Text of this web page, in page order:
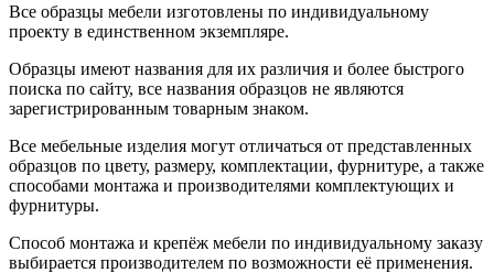
Все образцы мебели изготовлены по индивидуальному
проекту в единственном экземпляре.
Образцы имеют названия для их различия и более быстрого
поиска по сайту, все названия образцов не являются
зарегистрированным товарным знаком.
Все мебельные изделия могут отличаться от представленных
образцов по цвету, размеру, комплектации, фурнитуре, а также
способами монтажа и производителями комплектующих и
фурнитуры.
Способ монтажа и крепёж мебели по индивидуальному заказу
выбирается производителем по возможности её применения.